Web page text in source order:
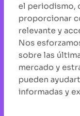
el periodismo,
proporcionar
relevante y
Nos
sobre las
mercado y
pueden
informadas y